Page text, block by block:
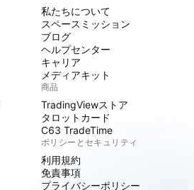
私たちについて
スペースミッション
ブログ
ヘルプセンター
キャリア
メディアキット
商品
TradingViewストア
タロットカード
C63 TradeTime
ポリシーとセキュリティ
利用規約
免責事項
プライバシーポリシー